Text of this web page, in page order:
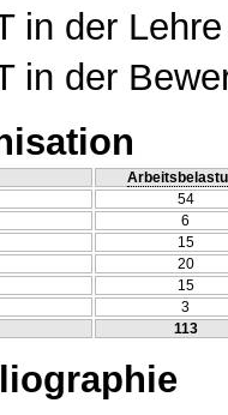
in der Lehre
in der
54
6
15
20
15
3
113